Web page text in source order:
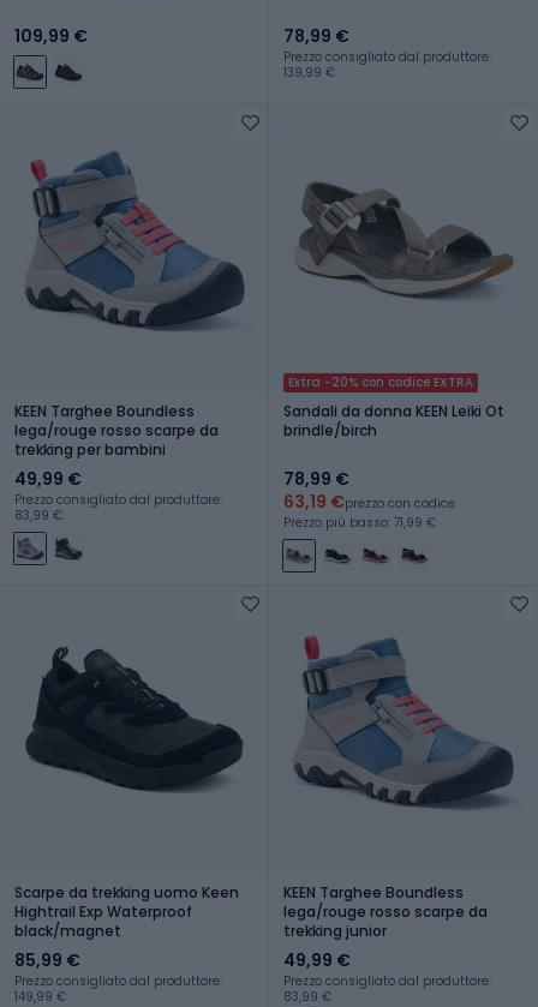
109,99 € 78,99 €
Prezzo consigliato dal produttore:
139,99 €
KEEN Targhee Boundless
lega/rouge rosso scarpe da
trekking per bambini
49,99 €
Prezzo consigliato dal produttore:
83,99 €
Extra -20% con codice EXTRA
Sandali da donna KEEN Leiki Ot
brindle/birch
78,99 €
63,19 €prezzo con codice
Prezzo più basso: 71,99 €
Scarpe da trekking uomo Keen
Hightrail Exp Waterproof
black/magnet
85,99 €
Prezzo consigliato dal produttore:
149,99 €
KEEN Targhee Boundless
lega/rouge rosso scarpe da
trekking junior
49,99 €
Prezzo consigliato dal produttore:
83,99 €